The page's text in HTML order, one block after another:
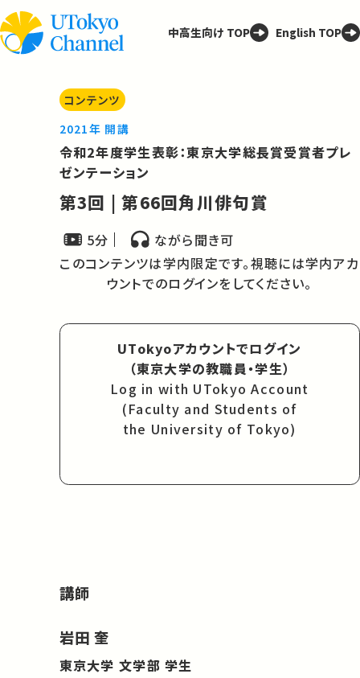
中高生向け TOP English TOP
コンテンツ
2021年 開講
令和2年度学生表彰：東京大学総長賞受賞者プレ
ゼンテーション
第3回 | 第66回角川俳句賞
5分
ながら聞き可
このコンテンツは学内限定です。視聴には学内アカ
ウントでのログインをしてください。
UTokyoアカウントでログイン
（東京大学の教職員・学生）
Log in with UTokyo Account
(Faculty and Students of
the University of Tokyo)
講師
岩田 奎
東京大学 文学部 学生